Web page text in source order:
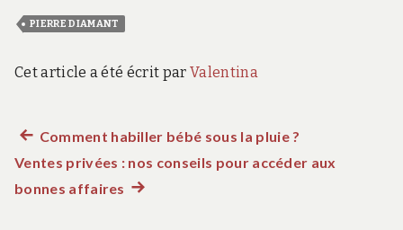
PIERRE DIAMANT
Cet article a été écrit par Valentina
Navigation
de
Article
précédent :
Comment habiller bébé sous la pluie ?
Ventes privées : nos conseils pour accéder aux
bonnes affaires Article